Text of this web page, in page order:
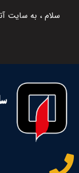
سلام ، به سایت